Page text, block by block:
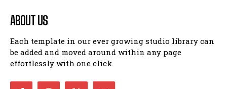
ABOUT US
Each template in our ever growing studio library can
be added and moved around within any page
effortlessly with one click.